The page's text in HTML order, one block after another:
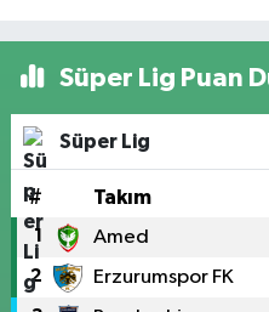
Süper Lig Puan
Süper Lig
# Takım
1 Amed
2 Erzurumspor FK